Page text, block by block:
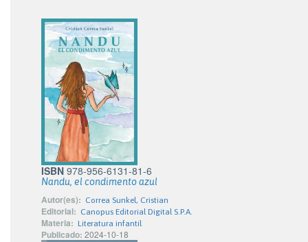
ISBN 978-956-6131-81-6
Nandu, el condimento azul
Autor(es): Correa Sunkel, Cristian
Editorial: Canopus Editorial Digital S.P.A.
Materia: Literatura infantil
Publicado: 2024-10-18